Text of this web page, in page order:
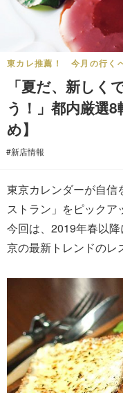
東カレ推薦！ 今月の行く
「夏だ、新しく
う！」都内厳選
め】
#新店情報
東京カレンダーが自信
ストラン」をピックア
今回は、2019年春以
京の最新トレンドのレ